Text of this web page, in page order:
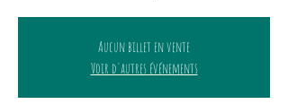
Aucun billet en vente
Voir d'autres événements